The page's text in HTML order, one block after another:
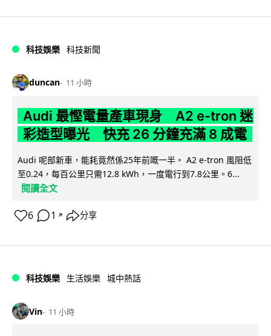
科技娛樂 科技新聞
duncan 11 小時
Audi 最慳電量產車現身 A2 e-tron 迷
彩造型曝光 快充 26 分鐘充滿 8 成電
Audi 呢部新車，能耗竟然係25年前嘅一半。 A2 e-tron 風阻低
至0.24，每百公里只需12.8 kWh，一度電行到7.8公里。6...
閱讀全文
6 1 ↗ 分享
科技娛樂 生活娛樂 城中熱話
Vin 11 小時